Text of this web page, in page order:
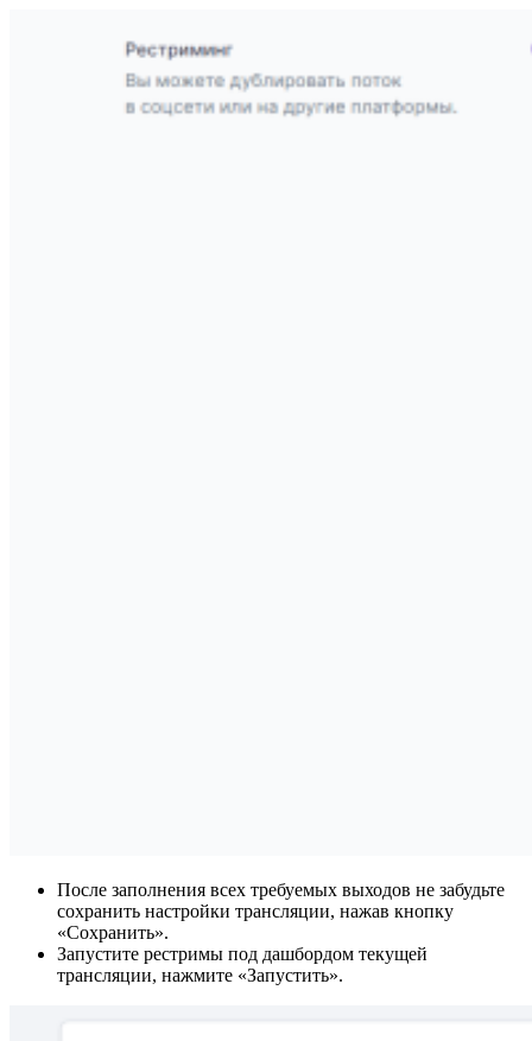
После заполнения всех требуемых выходов не забудьте
сохранить настройки трансляции, нажав кнопку
«Сохранить».
Запустите рестримы под дашбордом текущей
трансляции, нажмите «Запустить».